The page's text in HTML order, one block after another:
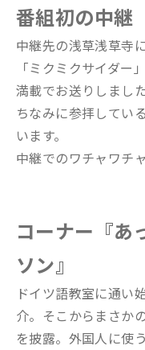
番組初の中継
中継先の浅草浅草寺
「ミクミクサイダー
満載でお送りしまし
ちなみに参拝してい
います。
中継でのワチャワチ
コーナー『あ
ソン』
ドイツ語教室に通い
介。そこからまさか
を披露。外国人に使